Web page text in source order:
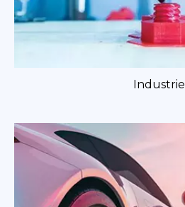
Industrie